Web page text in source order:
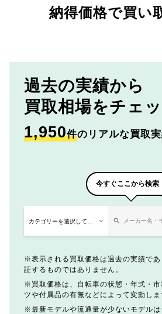
納得価格で買い
過去の実績から
買取相場をチェ
1,950件のリアルな買取
今すぐここから検索
表示される買取価格は過去の実績で
証するものではありません。
買取価格は、自転車の状態・年式・
ツや付属品の有無などによって変動しま
最新モデルや流通量が少ないモデル